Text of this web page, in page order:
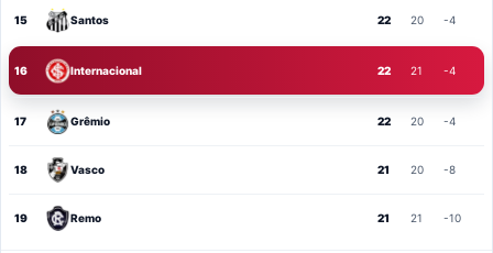
15 Santos 22 20 -4
16 Internacional 22 21 -4
17 Grêmio 22 20 -4
18 Vasco 21 20 -8
19 Remo 21 21 -10